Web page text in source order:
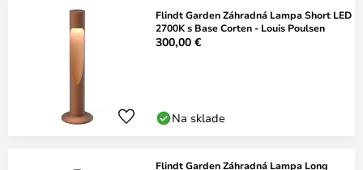
Flindt Garden Záhradná Lampa Short LED
2700K s Base Corten - Louis Poulsen
300,00 €
Na sklade
Flindt Garden Záhradná Lampa Long